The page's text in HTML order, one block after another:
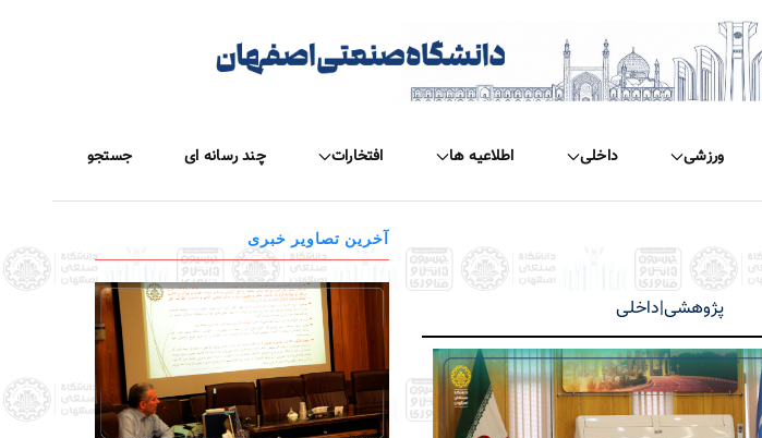
ورزشی داخلی اطلاعیه ها افتخارات چند رسانه ای جستجو
پژوهشی|داخلی
آخرین تصاویر خبری